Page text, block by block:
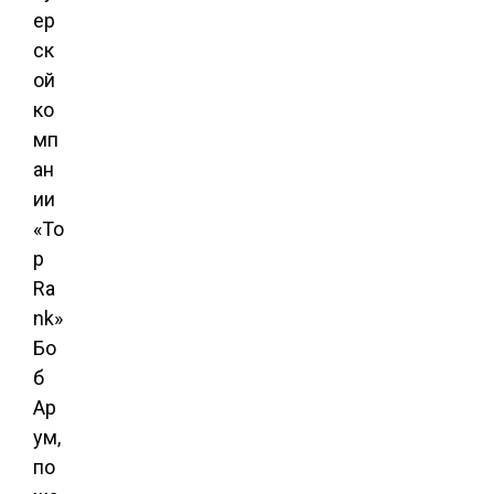
ер
ск
ой
ко
мп
ан
ии
«To
p
Ra
nk»
Бо
б
Ар
ум,
по